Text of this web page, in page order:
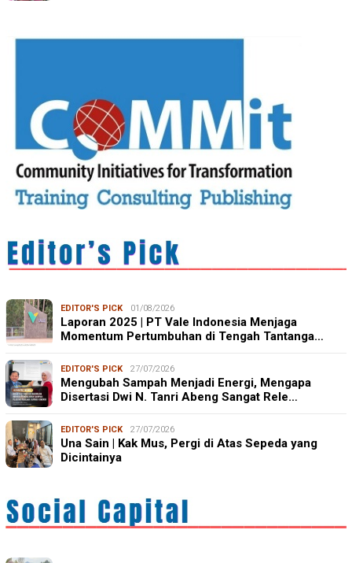
EDITOR'S PICK 01/08/2026
Laporan 2025 | PT Vale Indonesia Menjaga
Momentum Pertumbuhan di Tengah Tantanga…
EDITOR'S PICK 27/07/2026
Mengubah Sampah Menjadi Energi, Mengapa
Disertasi Dwi N. Tanri Abeng Sangat Rele…
EDITOR'S PICK 27/07/2026
Una Sain | Kak Mus, Pergi di Atas Sepeda yang
Dicintainya